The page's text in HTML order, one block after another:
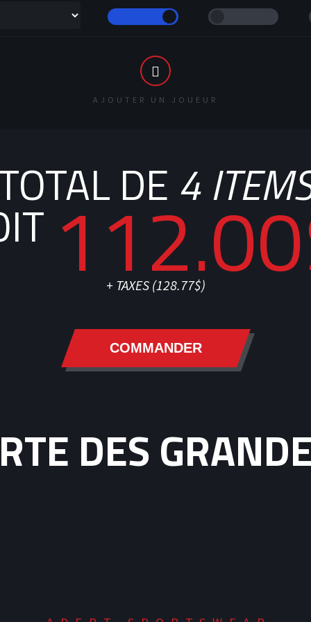
AJOUTER UN JOUEUR
DE 4
+ TAXES (128.77$)
COMMANDER
DES